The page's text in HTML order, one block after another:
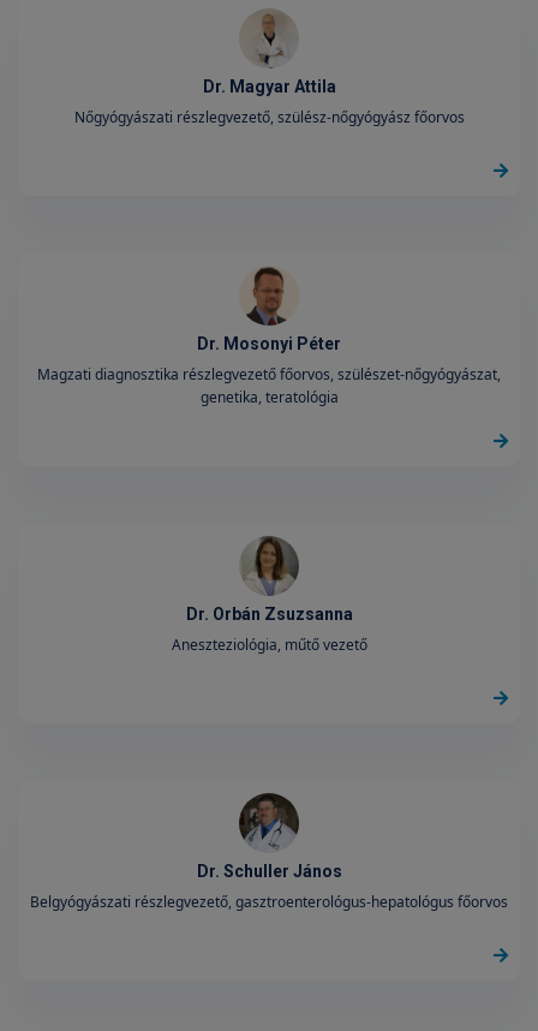
Dr. Magyar Attila
Nőgyógyászati részlegvezető, szülész-nőgyógyász főorvos
Dr. Mosonyi Péter
Magzati diagnosztika részlegvezető főorvos, szülészet-nőgyógyászat,
genetika, teratológia
Dr. Orbán Zsuzsanna
Aneszteziológia, műtő vezető
Dr. Schuller János
Belgyógyászati részlegvezető, gasztroenterológus-hepatológus főorvos